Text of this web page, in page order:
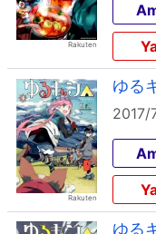
ゆる
2017/
ゆる